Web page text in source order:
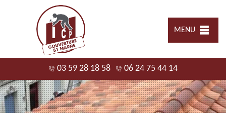
MENU
03 59 28 18 58 06 24 75 44 14